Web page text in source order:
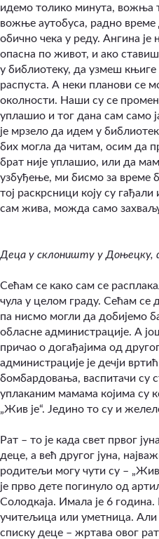
идемо толико минута, вожња
вожње аутобуса, радно време
обично чека у реду. Ангина је
опасна по живот, и ако
у библиотеку, да узмеш књиге
распуста. А неки планови се
околности. Наши су се
уплашио и тог дана сам само
је мрзело да идем у
бих могла да читам, осим да
брат није уплашио, или да
узбуђење, ми бисмо за време
тој раскрсници коју су
сам жива, можда само
Деца у склоништу у Доњецку,
Сећам се како сам се
чула у целом граду. Сећам се
па нисмо могли да добијемо
обласне администрације. А
причао о догађајима од
администрације је дечји
бомбардовања, васпитачи су
уплаканим мамама којима су
„Жив је“. Једино то су и
Рат – то је када свет првог
деце, а већ другог јуна,
родитељи могу чути су –
је прво дете погинуло од
Солодкаја. Имала је 6 година.
учитељица или уметница. Али
списку деце – жртава овог